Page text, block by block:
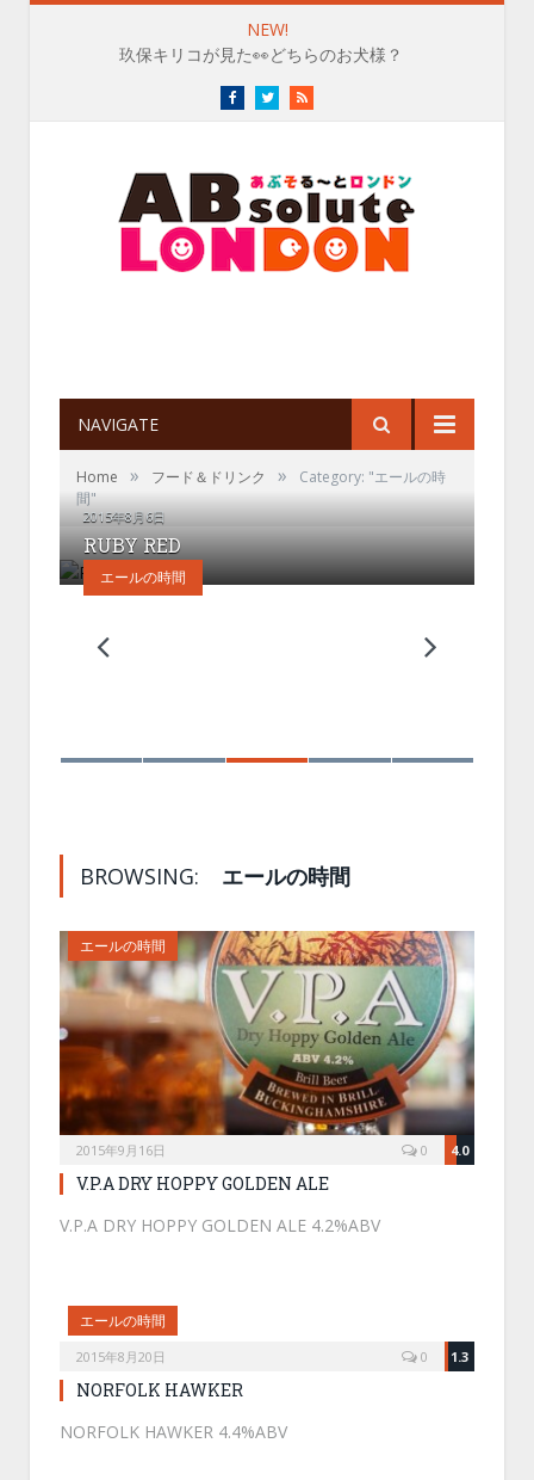
NEW!
玖保キリコが見た👀どちらのお犬様？
FacebookTwitterRSS
NAVIGATE
Home » フード＆ドリンク »
Category: "エールの時
間"
エールの時間
2015年8月6日
RUBY RED
TELSTAR
BEACHCOMBER
BROWSING: エールの時間
エールの時間
2015年9月16日 4.0
0
V.P.A DRY HOPPY GOLDEN ALE
V.P.A DRY HOPPY GOLDEN ALE 4.2%ABV
エールの時間
2015年8月20日 1.3
0
NORFOLK HAWKER
NORFOLK HAWKER 4.4%ABV